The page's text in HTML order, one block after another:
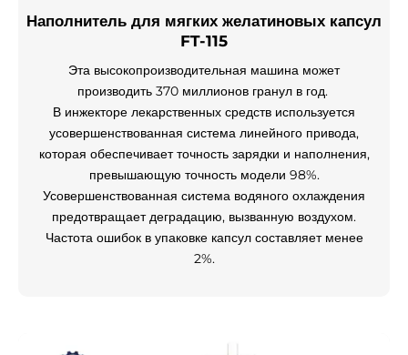
Наполнитель для мягких желатиновых капсул
FT-115
Эта высокопроизводительная машина может
производить 370 миллионов гранул в год.
В инжекторе лекарственных средств используется
усовершенствованная система линейного привода,
которая обеспечивает точность зарядки и наполнения,
превышающую точность модели 98%.
Усовершенствованная система водяного охлаждения
предотвращает деградацию, вызванную воздухом.
Частота ошибок в упаковке капсул составляет менее
2%.